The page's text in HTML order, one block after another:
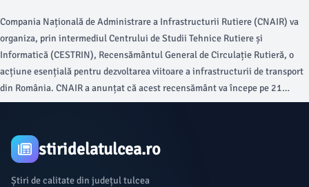
Compania Națională de Administrare a Infrastructurii Rutiere (CNAIR) va
organiza, prin intermediul Centrului de Studii Tehnice Rutiere și
Informatică (CESTRIN), Recensământul General de Circulație Rutieră, o
acțiune esențială pentru dezvoltarea viitoare a infrastructurii de transport
din România. CNAIR a anunțat că acest recensământ va începe pe 21
aprilie 2026.
stiridelatulcea.ro
Știri de calitate din județul tulcea